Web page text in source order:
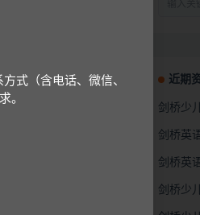
近期
剑桥少
剑桥英
剑桥英
剑桥少
式（含电话、微信、
。